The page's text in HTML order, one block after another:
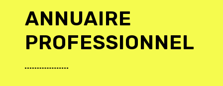
ANNUAIRE
PROFESSIONNEL